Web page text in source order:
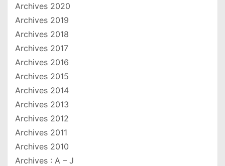
Archives 2020
Archives 2019
Archives 2018
Archives 2017
Archives 2016
Archives 2015
Archives 2014
Archives 2013
Archives 2012
Archives 2011
Archives 2010
Archives : A – J